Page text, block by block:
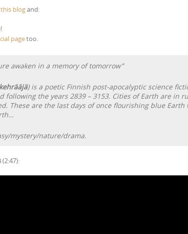
this blogand:
!
pagetoo.
awaken in a memory of tomorrow”
) is a poetic Finnish post-apocalyptic science
following the years 2839 – 3153. Cities of Earth are in
These are the last days of once flourishing blue
mystery/nature/drama.
(2:47):